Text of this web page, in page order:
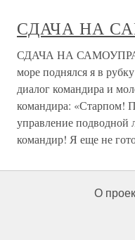
СДАЧА НА
СДАЧА НА
море поднялся я в
диалог командира и
командира: «Старпом!
управление подводной
командир! Я еще не
О